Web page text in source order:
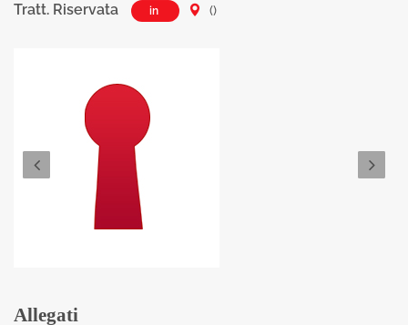
Tratt. Riservata in ()
Allegati